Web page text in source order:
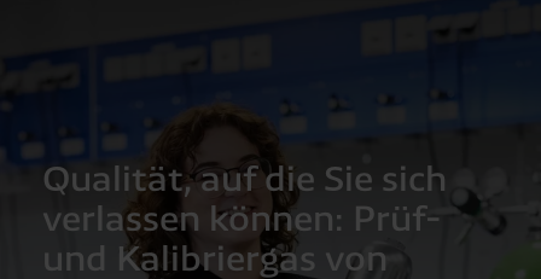
Qualität, auf die Sie sich
verlassen können: Prüf-
und Kalibriergas von